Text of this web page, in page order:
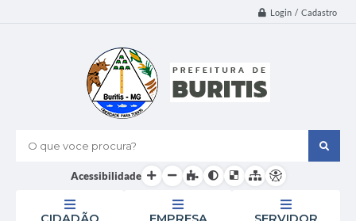
Login / Cadastro
O que voce procura?
Acessibilidade